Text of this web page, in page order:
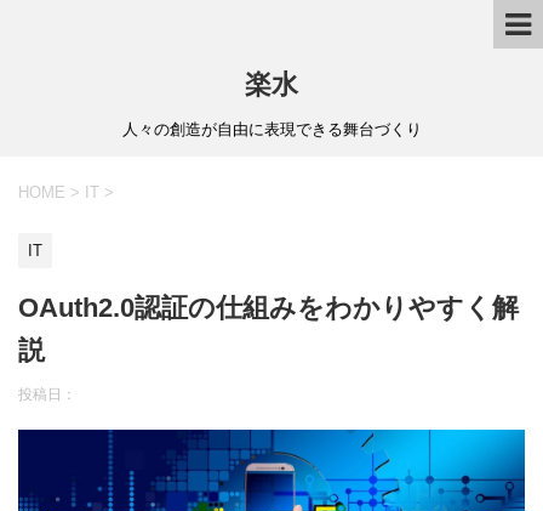
楽水
人々の創造が自由に表現できる舞台づくり
HOME > IT >
IT
OAuth2.0認証の仕組みをわかりやすく解
説
投稿日：